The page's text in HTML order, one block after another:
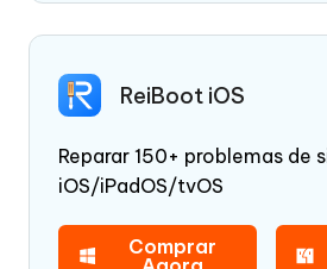
ReiBoot iOS
Reparar 150+ problemas de
iOS/iPadOS/tvOS
Comprar